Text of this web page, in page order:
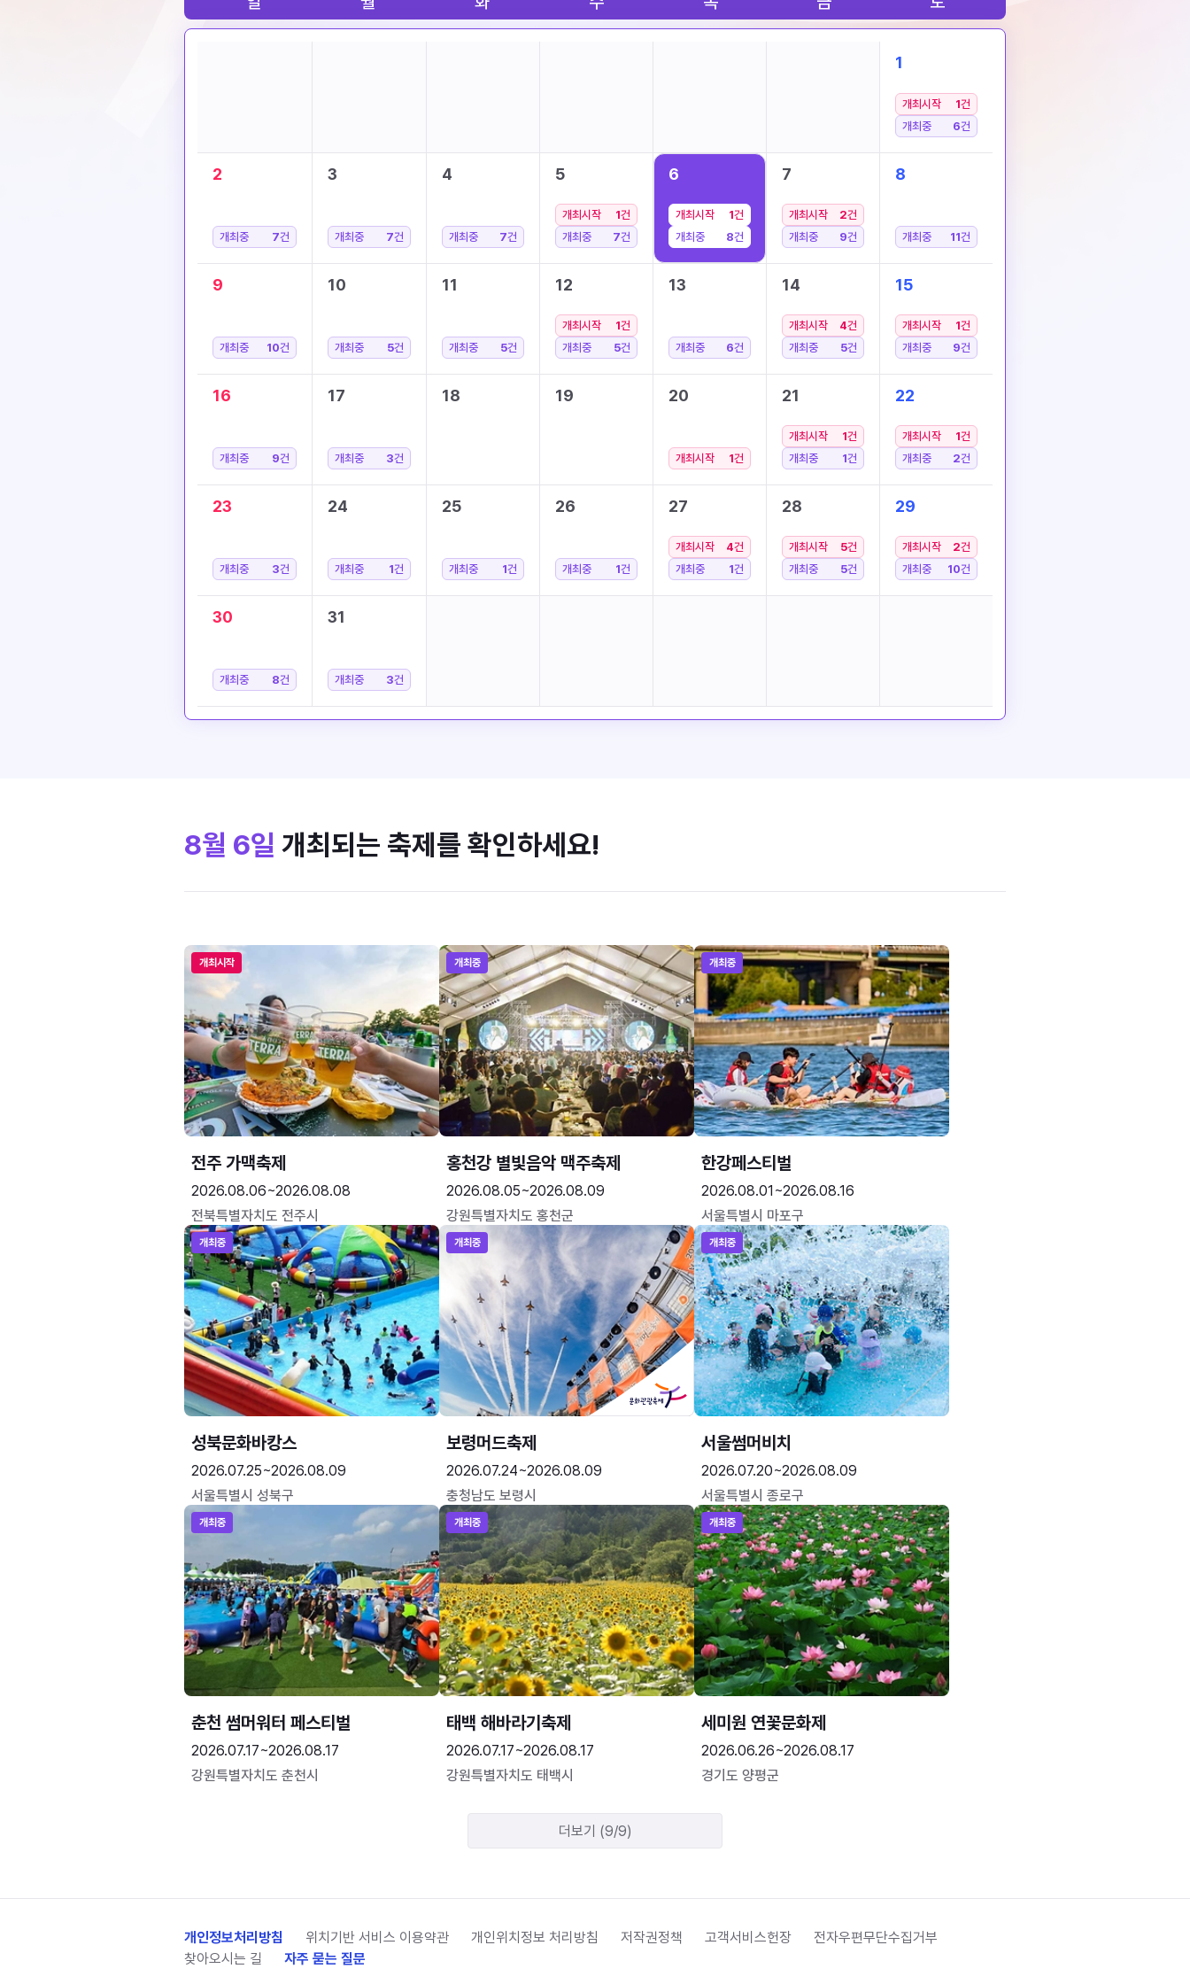
1
개최시작 1건
개최중
6건
2
개최중 7건
3
개최중 7건
4
개최중 7건
5
개최시작 1건
개최중
7건
6
개최시작 1건
개최중
8건
7
개최시작 2건
개최중
9건
8
개최중 11건
9
개최중 10건
10
개최중 5건
11
개최중 5건
12
개최시작 1건
개최중
5건
13
개최중 6건
14
개최시작 4건
개최중
5건
15
개최시작 1건
개최중
9건
16
개최중 9건
17
개최중 3건
18 19 20
개최시작 1건
21
개최시작 1건
개최중
1건
22
개최시작 1건
개최중
2건
23
개최중 3건
24
개최중 1건
25
개최중 1건
26
개최중 1건
27
개최시작 4건
개최중
1건
28
개최시작 5건
개최중
5건
29
개최시작 2건
개최중
10건
30
개최중 8건
31
개최중 3건
8월 6일 개최되는 축제를 확인하세요!
개최시작
전주 가맥축제
2026.08.06~2026.08.08
전북특별자치도 전주시
개최중
홍천강 별빛음악 맥주축제
2026.08.05~2026.08.09
강원특별자치도 홍천군
개최중
한강페스티벌
2026.08.01~2026.08.16
서울특별시 마포구
개최중
성북문화바캉스
2026.07.25~2026.08.09
서울특별시 성북구
개최중
보령머드축제
2026.07.24~2026.08.09
충청남도 보령시
개최중
서울썸머비치
2026.07.20~2026.08.09
서울특별시 종로구
개최중
춘천 썸머워터 페스티벌
2026.07.17~2026.08.17
강원특별자치도 춘천시
개최중
태백 해바라기축제
2026.07.17~2026.08.17
강원특별자치도 태백시
개최중
세미원 연꽃문화제
2026.06.26~2026.08.17
경기도 양평군
더보기 (9/9)
개인정보처리방침 위치기반 서비스 이용약관 개인위치정보 처리방침 저작권정책 고객서비스헌장
전자우편무단수집거부
찾아오시는 길
자주 묻는 질문